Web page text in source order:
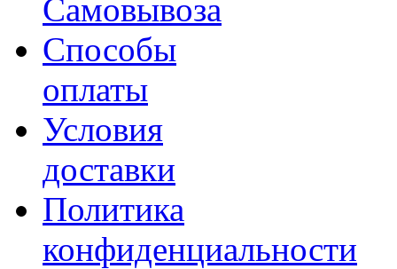
Самовывоза
Способы
оплаты
Условия
доставки
Политика
конфиденциальности